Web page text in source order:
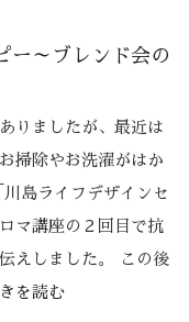
ー～ブレンド会の
りましたが、最近は
掃除やお洗濯がはか
島ライフデザインセ
マ講座の２回目で抗
えしました。 この後
を読む